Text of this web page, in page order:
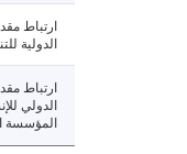
ارتباط
الدولية
ارتباط
الدولي
المؤسسة